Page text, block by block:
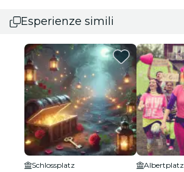
Esperienze simili
Schlossplatz
Albertplatz